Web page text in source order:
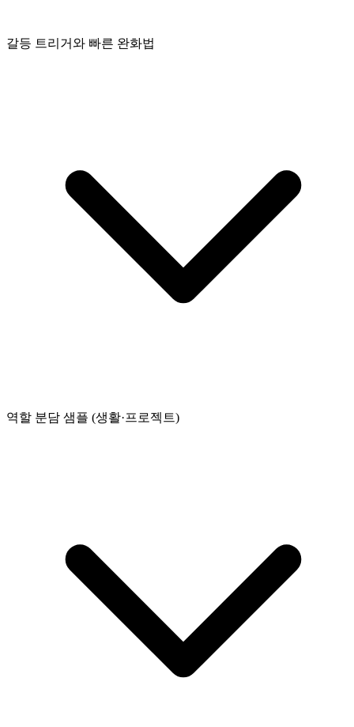
갈등 트리거와 빠른 완화법
역할 분담 샘플 (생활·프로젝트)